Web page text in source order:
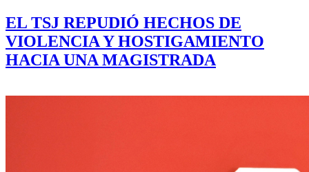
EL TSJ REPUDIÓ HECHOS DE
VIOLENCIA Y HOSTIGAMIENTO
HACIA UNA MAGISTRADA